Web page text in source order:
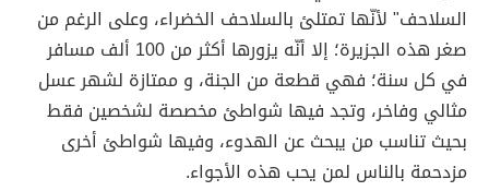
السلاحف" لأنّها تمتلئ بالسلاحف الخضراء، وعلى الرغم من
صغر هذه الجزيرة؛ إلا أنّه يزورها أكثر من 100 ألف مسافر
في كل سنة؛ فهي قطعة من الجنة، و ممتازة لشهر عسل
مثالي وفاخر، وتجد فيها شواطئ مخصصة لشخصين فقط
بحيث تناسب من يبحث عن الهدوء، وفيها شواطئ أخرى
مزدحمة بالناس لمن يحب هذه الأجواء.